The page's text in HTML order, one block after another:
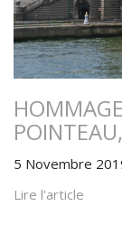
5 Novembre
Lire l'article